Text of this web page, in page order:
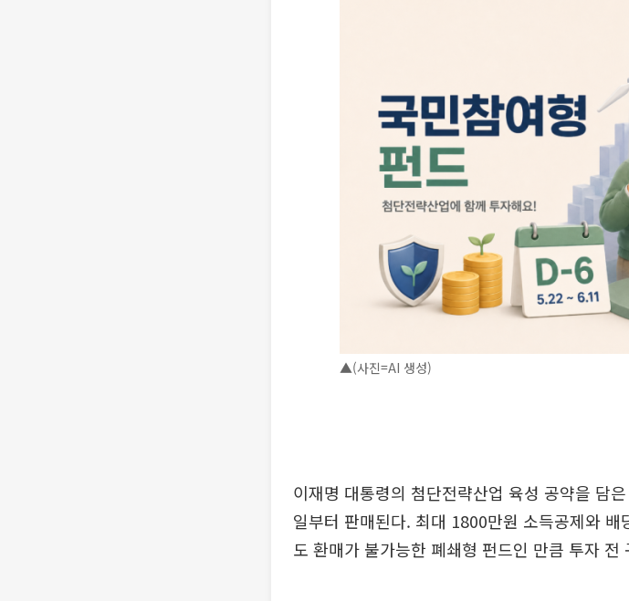
▲(사진=AI 생성)
이재명 대통령의 첨단전략산업 육성 공약을 담
일부터 판매된다. 최대 1800만원 소득공제와
도 환매가 불가능한 폐쇄형 펀드인 만큼 투자